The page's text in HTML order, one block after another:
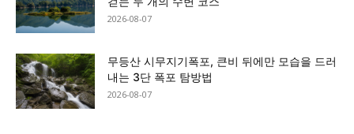
2026-08-07
무등산 시무지기폭포, 큰비 뒤에만 모습을 드러
내는 3단 폭포 탐방법
2026-08-07